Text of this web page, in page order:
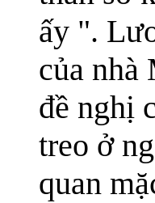
ấy ".
của nhà
đề nghị
treo ở
quan